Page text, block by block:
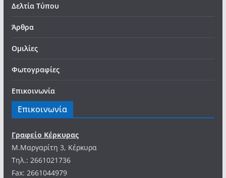
Δελτία Τύπου
Άρθρα
Ομιλίες
Φωτογραφίες
Επικοινωνία
Επικοινωνία
Γραφείο Κέρκυρας
Μ.Μαργαρίτη 3, Κέρκυρα
Tηλ.: 2661021736
Fax: 2661044979